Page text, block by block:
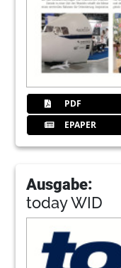
PDF
EPAPER
Ausgabe:
today WID